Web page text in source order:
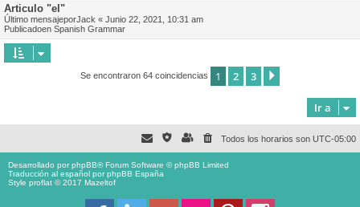
Articulo "el"
Último mensajeporJack « Junio 22, 2021, 10:31 am
Publicadoen Spanish Grammar
Se encontraron 64 coincidencias 1 2 3
Ir a
Todos los horarios son UTC-05:00
Desarrollado porphpBB® Forum Software © phpBB Limited
Traducción al español porphpBB España
Style proflat © 2017 Mazeltof